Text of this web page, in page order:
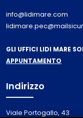
info@lidimare.com
GLI UFFICI LIDI MARE
APPUNTAMENTO
Indirizzo
Viale Portogallo, 43